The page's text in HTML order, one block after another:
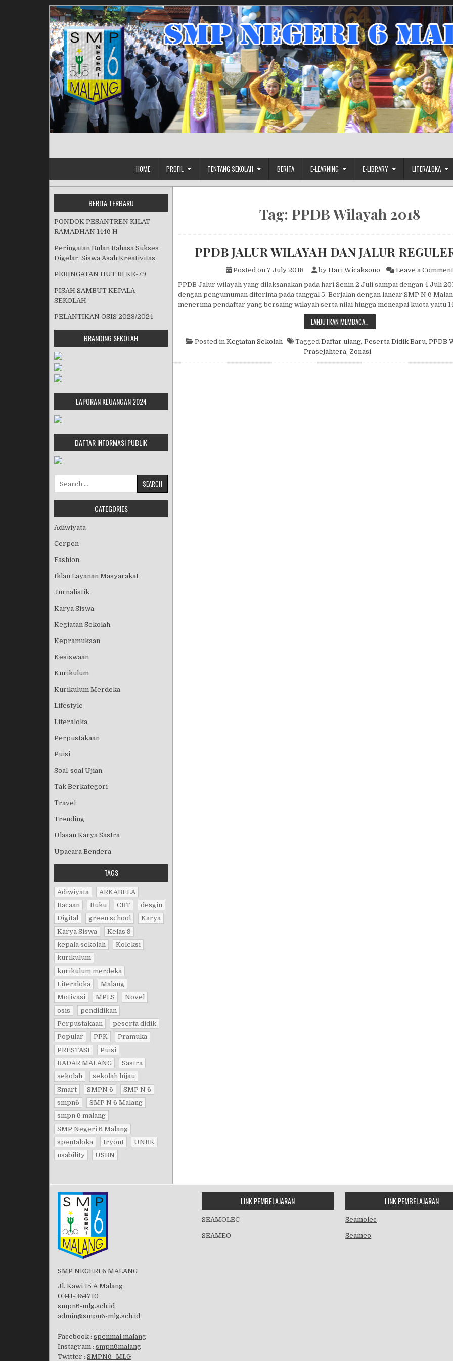
HOME PROFIL TENTANG SEKOLAH BERITA E-LEARNING E-LIBRARY LITERALOKA
Tag: PPDB Wilayah 2018
PPDB JALUR WILAYAH DAN JALUR
Posted on 7 July 2018 by Hari Wicaksono Leave a Comment
PPDB Jalur wilayah yang dilaksanakan pada hari Senin 2 Juli sampai dengan 4 Juli
dengan pengumuman diterima pada tanggal 5. Berjalan dengan lancar SMP N 6
menerima pendaftar yang bersaing wilayah serta nilai hingga mencapai kuota yaitu
LANJUTKAN MEMBACA…
Posted in Kegiatan Sekolah Tagged Daftar ulang, Peserta Didik Baru, PPDB
Prasejahtera, Zonasi
BERITA TERBARU
PONDOK PESANTREN KILAT
RAMADHAN 1446 H
Peringatan Bulan Bahasa Sukses
Digelar, Siswa Asah Kreativitas
PERINGATAN HUT RI KE-79
PISAH SAMBUT KEPALA
SEKOLAH
PELANTIKAN OSIS 2023/2024
BRANDING SEKOLAH
LAPORAN KEUANGAN 2024
DAFTAR INFORMASI PUBLIK
Search for:
CATEGORIES
Adiwiyata
Cerpen
Fashion
Iklan Layanan Masyarakat
Jurnalistik
Karya Siswa
Kegiatan Sekolah
Kepramukaan
Kesiswaan
Kurikulum
Kurikulum Merdeka
Lifestyle
Literaloka
Perpustakaan
Puisi
Soal-soal Ujian
Tak Berkategori
Travel
Trending
Ulasan Karya Sastra
Upacara Bendera
TAGS
Adiwiyata
ARKABELA
Bacaan
Buku CBT
desgin
Digital
green school
Karya
Karya Siswa
Kelas 9
kepala sekolah
Koleksi
kurikulum
kurikulum merdeka
Literaloka
Malang
Motivasi
MPLS
Novel
osis
pendidikan
Perpustakaan
peserta didik
Popular
PPK
Pramuka
PRESTASI
Puisi
RADAR MALANG
Sastra
sekolah
sekolah hijau
Smart
SMPN 6
SMP N 6
smpn6
SMP N 6 Malang
smpn 6 malang
SMP Negeri 6 Malang
spentaloka
tryout
UNBK
usability
USBN
SMP NEGERI 6 MALANG
Jl. Kawi 15 A Malang
0341-364710
smpn6-mlg.sch.id
admin@smpn6-mlg.sch.id
Facebook : spenmal.malang
Instagram : smpn6malang
Twitter : SMPN6_MLG
LINK PEMBELAJARAN
SEAMOLEC
SEAMEO
LINK PEMBELAJARAN
Seamolec
Seameo